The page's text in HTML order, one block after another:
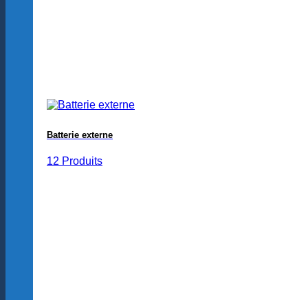
Batterie externe
12 Produits